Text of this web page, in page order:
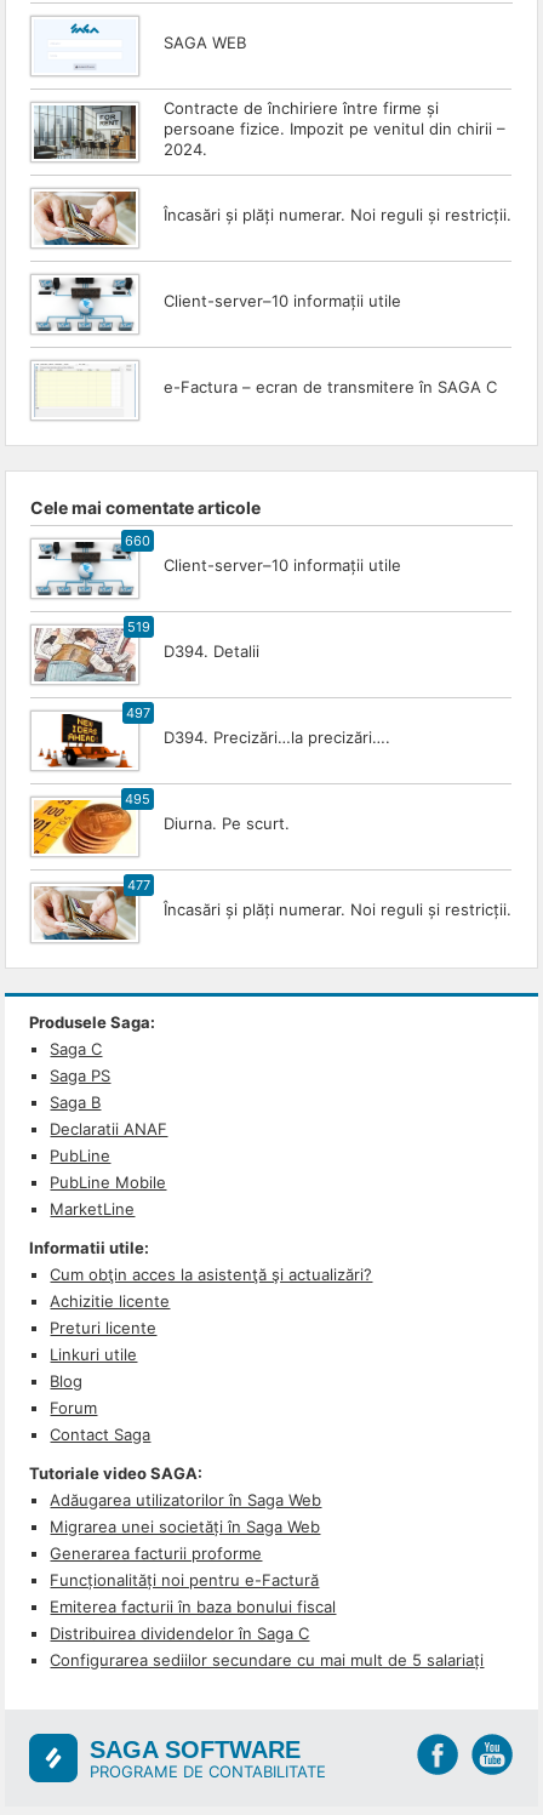
SAGA WEB
Contracte de închiriere între firme și
persoane fizice. Impozit pe venitul din chirii –
2024.
Încasări și plăți numerar. Noi reguli și restricții.
Client-server–10 informații utile
e-Factura – ecran de transmitere în SAGA C
Cele mai comentate articole
660
Client-server–10 informații utile
519
D394. Detalii
497
D394. Precizări…la precizări….
495
Diurna. Pe scurt.
477
Încasări și plăți numerar. Noi reguli și restricții.
Produsele Saga:
Saga C
Saga PS
Saga B
Declaratii ANAF
PubLine
PubLine Mobile
MarketLine
Informatii utile:
Cum obţin acces la asistenţă şi actualizări?
Achizitie licente
Preturi licente
Linkuri utile
Blog
Forum
Contact Saga
Tutoriale video SAGA:
Adăugarea utilizatorilor în Saga Web
Migrarea unei societăți în Saga Web
Generarea facturii proforme
Funcționalități noi pentru e-Factură
Emiterea facturii în baza bonului fiscal
Distribuirea dividendelor în Saga C
Configurarea sediilor secundare cu mai mult de 5 salariați
SAGA SOFTWARE
PROGRAME DE CONTABILITATE